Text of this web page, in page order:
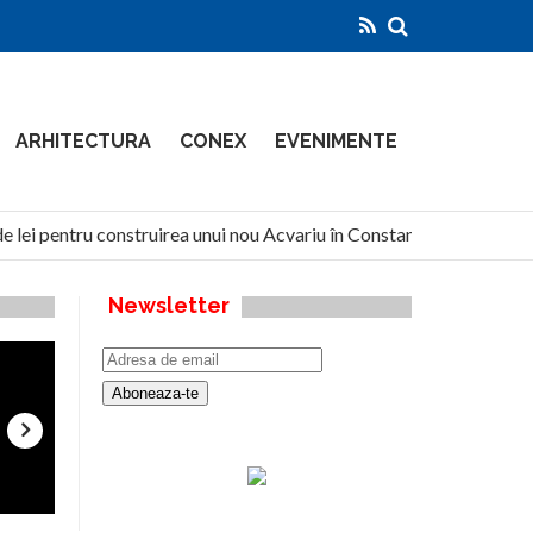
ARHITECTURA CONEX EVENIMENTE
pentru construirea unui nou Acvariu în Constanța
Newsletter